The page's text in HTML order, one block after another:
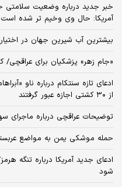
خبر جدید درباره وضعیت سلامتی
آمریکا: حال وی وخیم تر شده است
بیشترین آب شیرین جهان در
«جام زهر» پزشکیان برای عراقچی/
ادعای تازه سنتکام درباره ناو
از ۳۰ کشتی اجازه عبور گرفتند
توضیحات عراقچی درباره ماجرای سهم ۵۰ درصدی ایران از خزر+
حمله موشکی یمن به مواضع
ادعای جدید آمریکا درباره تنگه
شود